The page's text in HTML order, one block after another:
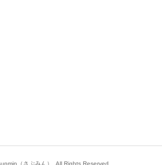
（さぷみん）. All Rights Reserved.